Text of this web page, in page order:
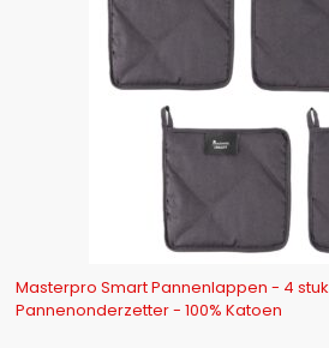
Masterpro Smart Pannenlappen - 4
Pannenonderzetter - 100% Katoen